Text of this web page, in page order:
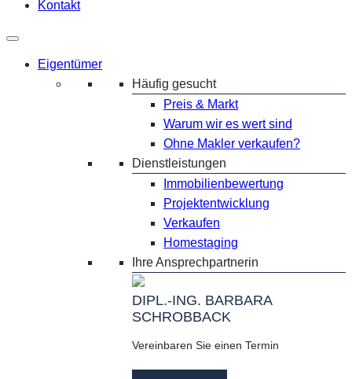
Kontakt
Eigentümer
Häufig gesucht
Preis & Markt
Warum wir es wert sind
Ohne Makler verkaufen?
Dienstleistungen
Immobilienbewertung
Projektentwicklung
Verkaufen
Homestaging
Ihre Ansprechpartnerin
DIPL.-ING. BARBARA
SCHROBBACK
Vereinbaren Sie einen Termin